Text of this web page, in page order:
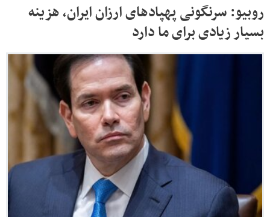
روبیو: سرنگونی پهپادهای ارزان ایران، هزینه
بسیار زیادی برای ما دارد